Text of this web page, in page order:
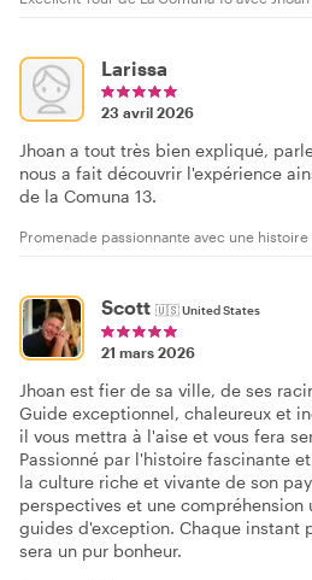
Larissa
23 avril 2026
Jhoan a tout très bien expliqué,
nous a fait découvrir l'expérience
de la Comuna 13.
Promenade passionnante avec une
Scott 🇺🇸United States
21 mars 2026
Jhoan est fier de sa ville, de ses
Guide exceptionnel, chaleureux et
il vous mettra à l'aise et vous fera
Passionné par l'histoire fascinante
la culture riche et vivante de son
perspectives et une compréhension
guides d'exception. Chaque instant
sera un pur bonheur.